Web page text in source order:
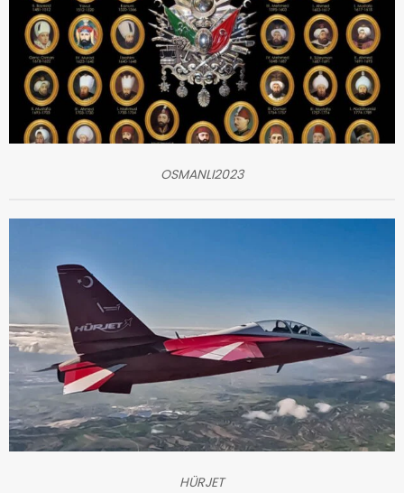
OSMANLI2023
HÜRJET